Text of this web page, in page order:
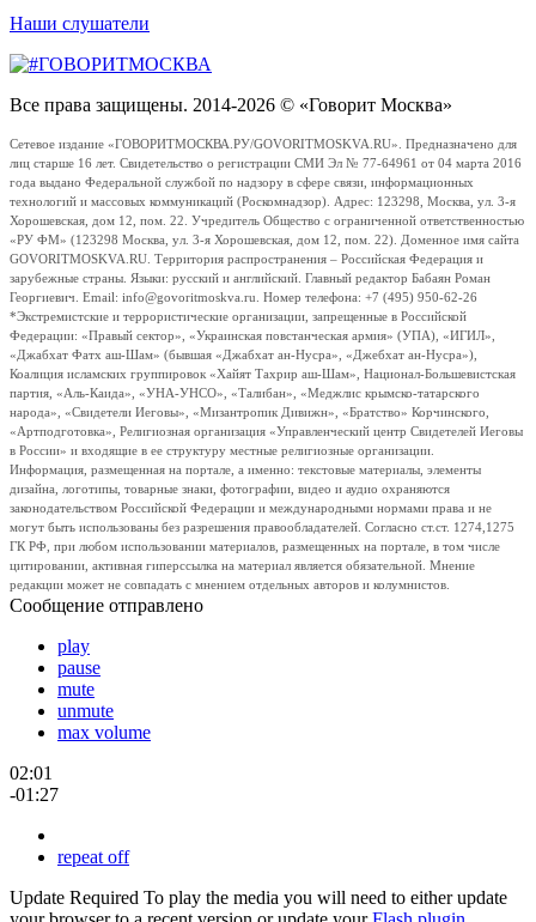
Наши слушатели
Все права защищены. 2014-2026 © «Говорит Москва»
Сетевое издание «ГОВОРИТМОСКВА.РУ/GOVORITMOSKVA.RU». Предназначено для
лиц старше 16 лет. Свидетельство о регистрации СМИ Эл № 77-64961 от 04 марта 2016
года выдано Федеральной службой по надзору в сфере связи, информационных
технологий и массовых коммуникаций (Роскомнадзор). Адрес: 123298, Москва, ул. 3-я
Хорошевская, дом 12, пом. 22. Учредитель Общество с ограниченной ответственностью
«РУ ФМ» (123298 Москва, ул. 3-я Хорошевская, дом 12, пом. 22). Доменное имя сайта
GOVORITMOSKVA.RU. Территория распространения – Российская Федерация и
зарубежные страны. Языки: русский и английский. Главный редактор Бабаян Роман
Георгиевич. Email: info@govoritmoskva.ru. Номер телефона: +7 (495) 950-62-26
*Экстремистские и террористические организации, запрещенные в Российской
Федерации: «Правый сектор», «Украинская повстанческая армия» (УПА), «ИГИЛ»,
«Джабхат Фатх аш-Шам» (бывшая «Джабхат ан-Нусра», «Джебхат ан-Нусра»),
Коалиция исламских группировок «Хайят Тахрир аш-Шам», Национал-Большевистская
партия, «Аль-Каида», «УНА-УНСО», «Талибан», «Меджлис крымско-татарского
народа», «Свидетели Иеговы», «Мизантропик Дивижн», «Братство» Корчинского,
«Артподготовка», Религиозная организация «Управленческий центр Свидетелей Иеговы
в России» и входящие в ее структуру местные религиозные организации.
Информация, размещенная на портале, а именно: текстовые материалы, элементы
дизайна, логотипы, товарные знаки, фотографии, видео и аудио охраняются
законодательством Российской Федерации и международными нормами права и не
могут быть использованы без разрешения правообладателей. Согласно ст.ст. 1274,1275
ГК РФ, при любом использовании материалов, размещенных на портале, в том числе
цитировании, активная гиперссылка на материал является обязательной. Мнение
редакции может не совпадать с мнением отдельных авторов и колумнистов.
Сообщение отправлено
play
pause
mute
unmute
max volume
02:01
-01:27
repeat off
Update Required To play the media you will need to either update